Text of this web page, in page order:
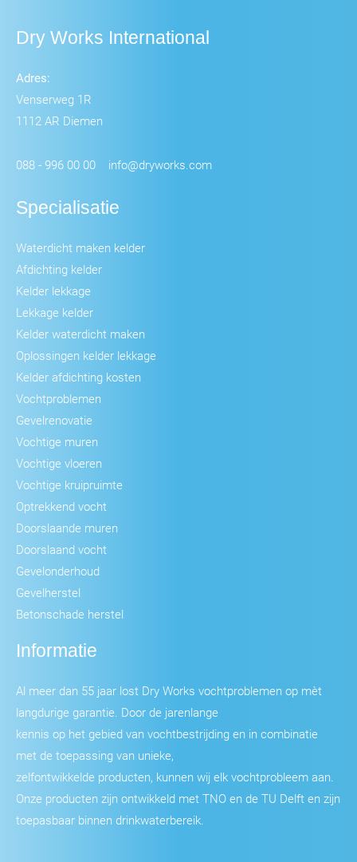
Dry Works International
Adres:
Venserweg 1R
1112 AR Diemen
088 - 996 00 00 info@dryworks.com
Specialisatie
Waterdicht maken kelder
Afdichting kelder
Kelder lekkage
Lekkage kelder
Kelder waterdicht maken
Oplossingen kelder lekkage
Kelder afdichting kosten
Vochtproblemen
Gevelrenovatie
Vochtige muren
Vochtige vloeren
Vochtige kruipruimte
Optrekkend vocht
Doorslaande muren
Doorslaand vocht
Gevelonderhoud
Gevelherstel
Betonschade herstel
Informatie
Al meer dan 55 jaar lost Dry Works vochtproblemen op mèt
langdurige garantie. Door de jarenlange
kennis op het gebied van vochtbestrijding en in combinatie
met de toepassing van unieke,
zelfontwikkelde producten, kunnen wij elk vochtprobleem aan.
Onze producten zijn ontwikkeld met TNO en de TU Delft en zijn
toepasbaar binnen drinkwaterbereik.